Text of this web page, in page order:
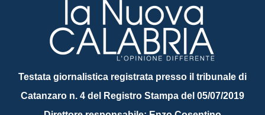
Testata giornalistica registrata presso il tribunale di
Catanzaro n. 4 del Registro Stampa del 05/07/2019